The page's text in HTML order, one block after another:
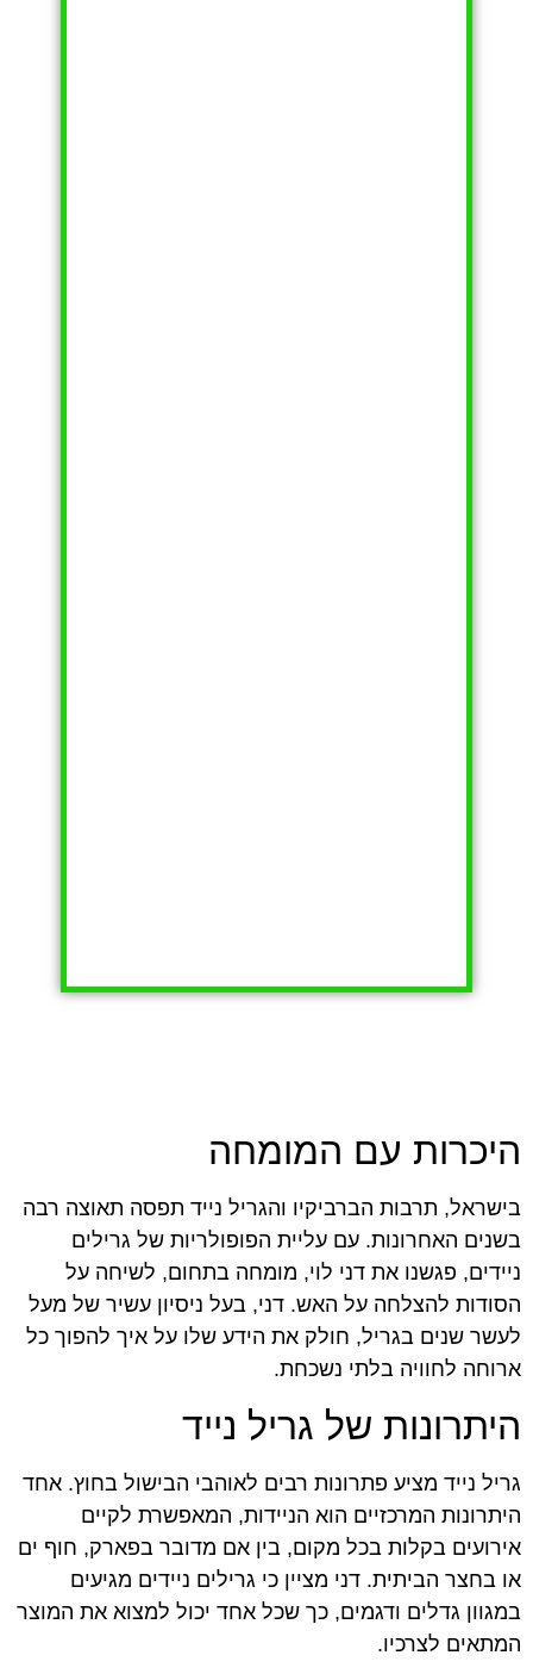
היכרות עם המומחה
בישראל, תרבות הברביקיו והגריל נייד תפסה תאוצה רבה
בשנים האחרונות. עם עליית הפופולריות של גרילים
ניידים, פגשנו את דני לוי, מומחה בתחום, לשיחה על
הסודות להצלחה על האש. דני, בעל ניסיון עשיר של מעל
לעשר שנים בגריל, חולק את הידע שלו על איך להפוך כל
ארוחה לחוויה בלתי נשכחת.
היתרונות של גריל נייד
גריל נייד מציע פתרונות רבים לאוהבי הבישול בחוץ. אחד
היתרונות המרכזיים הוא הניידות, המאפשרת לקיים
אירועים בקלות בכל מקום, בין אם מדובר בפארק, חוף ים
או בחצר הביתית. דני מציין כי גרילים ניידים מגיעים
במגוון גדלים ודגמים, כך שכל אחד יכול למצוא את המוצר
המתאים לצרכיו.